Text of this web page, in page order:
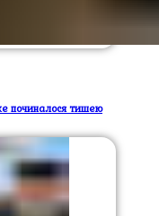
починалося тишею